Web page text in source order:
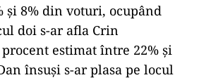
și 8% din voturi, ocupând
doi s-ar afla Crin
estimat între 22% și
însuși s-ar plasa pe locul